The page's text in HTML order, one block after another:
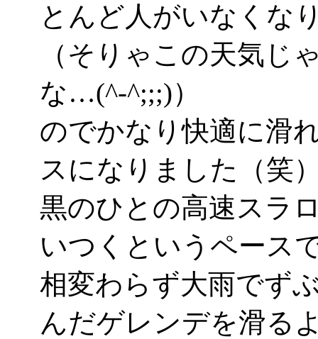
とんど人がいなくな
（そりゃこの天気じ
な…(^-^;;;)）
のでかなり快適に滑
スになりました（笑
黒のひとの高速スラ
いつくというペース
相変わらず大雨でず
んだゲレンデを滑る